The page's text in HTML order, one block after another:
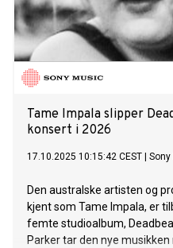
Tame Impala slipper
konsert i 2026
17.10.2025 10:15:42 CEST
Den australske artisten og
kjent som Tame Impala, er
femte studioalbum,
Parker tar den nye